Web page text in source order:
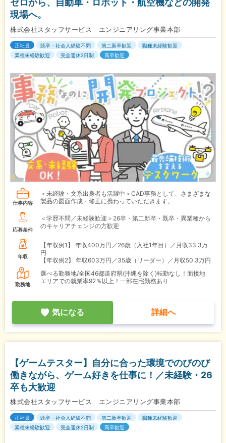
ゼロから、自動車・ロボット・航空機などの開発
現場へ。
株式会社スタッフサービス エンジニアリング事業本部
正社員 既卒・社会人経験不問 第二新卒歓迎
職種未経験歓迎
業種未経験歓迎
完全週休2日制 高卒歓迎
仕事内容
＜未経験・文系出身者も活躍中＞CAD事務として、さまざまな
製品の図面作成・修正に携わっていただきます。
応募条件
＜学歴不問／未経験歓迎＞26卒・第二新卒・既卒・異業種から
のキャリアチェンジの方歓迎
年収
【年収例1】
年収400万円／26歳（入社1年目）／月収33.3万
円
【年収例2】
年収603万円／35歳（リーダー）／月収50.3万円
勤務地
選べる勤務地/全国46都道府県(沖縄を除く)転勤なし！面接地
エリアでの就業率92％以上！一部在宅勤務あり
気になる 詳細へ
【ゲームテスター】自分に合った環境でのびのび
働きながら、ゲーム好きを仕事に！／未経験・26
卒も大歓迎
株式会社スタッフサービス エンジニアリング事業本部
正社員 既卒・社会人経験不問 第二新卒歓迎
職種未経験歓迎
業種未経験歓迎
完全週休2日制 高卒歓迎